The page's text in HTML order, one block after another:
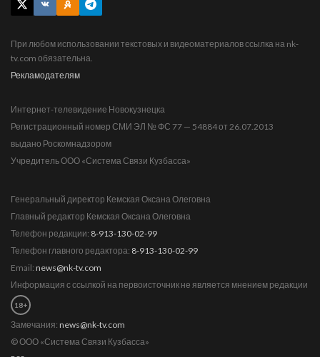
При любом использовании текстовых и видеоматериалов ссылка на nk-
tv.com обязательна.
Рекламодателям
Интернет-телевидение Новокузнецка
Регистрационный номер СМИ ЭЛ № ФС 77 — 54884 от 26.07.2013
выдано Роскомнадзором
Учредитель ООО «Система Связи Кузбасса»
Генеральный директор Кемская Оксана Олеговна
Главный редактор Кемская Оксана Олеговна
Телефон редакции: 8-913-130-02-99
Телефон главного редактора: 8-913-130-02-99
Email: news@nk-tv.com
Информация с ссылкой на первоисточник не является мнением редакции
18+
Замечания: news@nk-tv.com
© ООО «Система Связи Кузбасса»